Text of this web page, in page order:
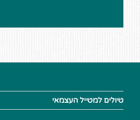
טיולים למטייל העצמאי